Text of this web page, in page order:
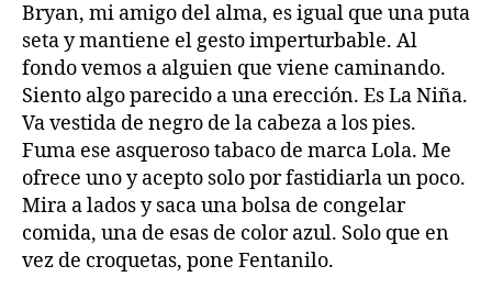
Bryan, mi amigo del alma, es igual que una puta
seta y mantiene el gesto imperturbable. Al
fondo vemos a alguien que viene caminando.
Siento algo parecido a una erección. Es La Niña.
Va vestida de negro de la cabeza a los pies.
Fuma ese asqueroso tabaco de marca Lola. Me
ofrece uno y acepto solo por fastidiarla un poco.
Mira a lados y saca una bolsa de congelar
comida, una de esas de color azul. Solo que en
vez de croquetas, pone Fentanilo.